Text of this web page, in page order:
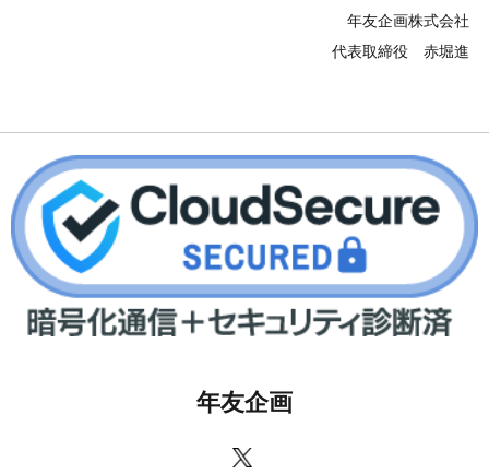
年友企画株式会社
代表取締役 赤堀進
年友企画